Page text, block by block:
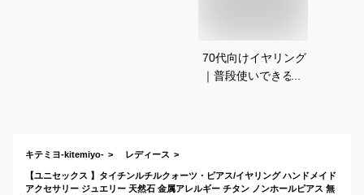
70代向けイヤリング
｜普段使いできる！
キテミヨ-kitemiyo- レディース
【ユニセックス 】タイチンルチルクォーツ・ピアス/イヤリング ハンドメイド
アクセサリー ジュエリー 天然石 金属アレルギー チタン ノンホールピアス 無